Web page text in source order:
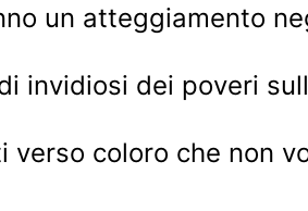
un atteggiamento
invidiosi dei poveri
verso coloro che non